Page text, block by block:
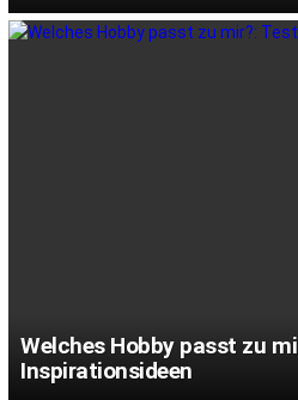
Welches Hobby passt zu
Inspirationsideen